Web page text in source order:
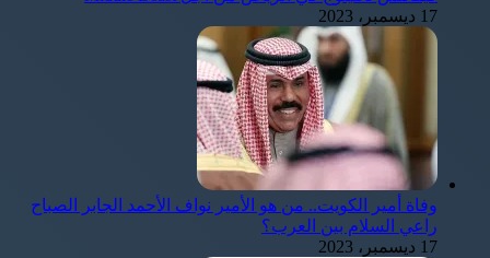
17 ديسمبر، 2023
وفاة أمير الكويت.. من هو الأمير نواف الأحمد الجابر الصباح
راعي السلام بين العرب؟
17 ديسمبر، 2023